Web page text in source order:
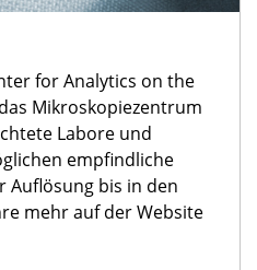
for Analytics on the
Mikroskopiezentrum
Labore und
empfindliche
Auflösung bis in den
mehr auf der Website